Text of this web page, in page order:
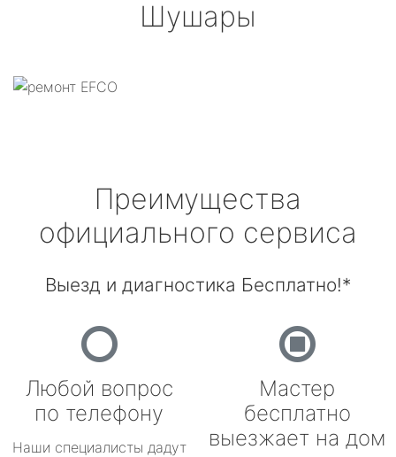
Шушары
Преимущества
официального сервиса
Выезд и диагностика Бесплатно!*
Любой вопрос
по телефону
Наши специалисты дадут
Мастер
бесплатно
выезжает на дом